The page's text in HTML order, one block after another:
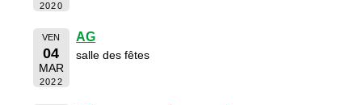
2020
VEN
04
MAR
2022
AG
salle des fêtes